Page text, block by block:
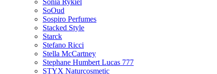
Sonia Rykiel
SoOud
Sospiro Perfumes
Stacked Style
Starck
Stefano Ricci
Stella McCartney
Stephane Humbert Lucas 777
STYX Naturсosmetic